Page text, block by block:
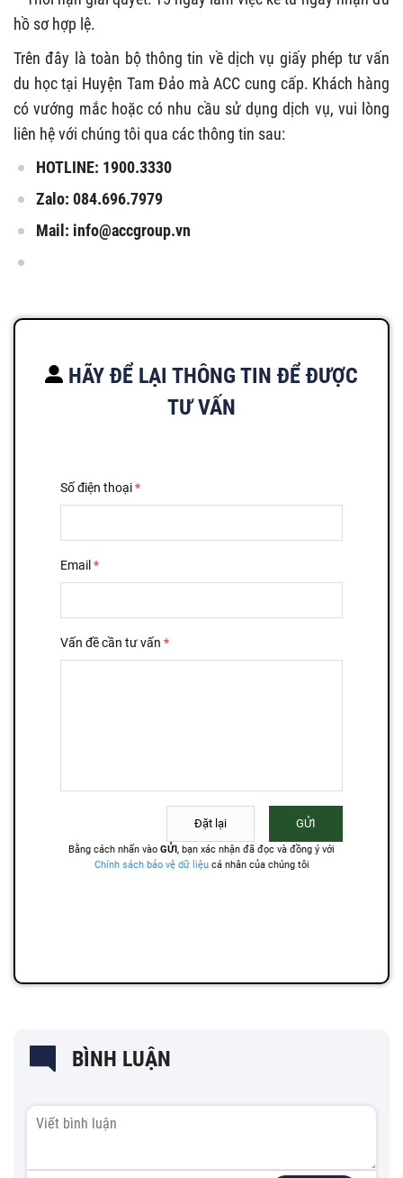
hồ sơ hợp lệ.
Trên đây là toàn bộ thông tin về dịch vụ giấy phép tư vấn
du học tại Huyện Tam Đảo mà ACC cung cấp. Khách hàng
có vướng mắc hoặc có nhu cầu sử dụng dịch vụ, vui lòng
liên hệ với chúng tôi qua các thông tin sau:
HOTLINE: 1900.3330
Zalo: 084.696.7979
Mail: info@accgroup.vn
HÃY ĐỂ LẠI THÔNG TIN ĐỂ ĐƯỢC
TƯ VẤN
BÌNH LUẬN